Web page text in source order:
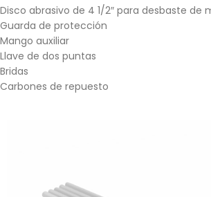
Disco abrasivo de 4 1/2″ para desbaste de
Guarda de protección
Mango auxiliar
Llave de dos puntas
Bridas
Carbones de repuesto